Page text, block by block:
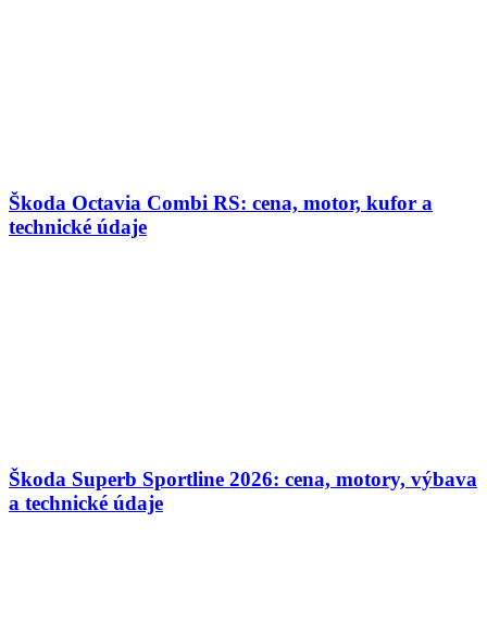
Škoda Octavia Combi RS: cena, motor, kufor a
technické údaje
Škoda Superb Sportline 2026: cena, motory, výbava
a technické údaje